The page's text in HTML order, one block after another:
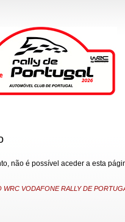
não é possível aceder a esta
WRC VODAFONE RALLY DE